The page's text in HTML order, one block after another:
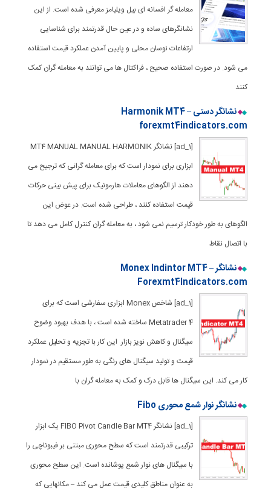
معامله گر افسانه ای بیل ویلیامز معرفی شده است. از این
نشانگرهای ساده و در عین حال قدرتمند برای شناسایی
ارتفاعات نوسان محلی و پایین آمدن عملکرد قیمت استفاده
می شود. در صورت استفاده صحیح ، فراکتال ها می توانند به معامله گران کمک
کنند
نشانگر دستی Harmonik MT4 –
forexmt4indicators.com
[ad_1] نشانگر MT4 MANUAL MANUAL HARMONIK
ابزاری برای نمودار است که برای معامله گرانی که ترجیح می
دهند از الگوهای معاملات هارمونیک برای پیش بینی حرکات
قیمت استفاده کنند ، طراحی شده است. در عوض این
الگوهای به طور خودکار ترسیم نمی شود ، به معامله گران کنترل کامل می دهد تا
با اتصال نقاط
نشانگر Monex Indintor MT4 –
Forexmt4Indicators.com
[ad_1] شاخص Monex ابزاری سفارشی است که برای
Metatrader 4 ساخته شده است ، با هدف بهبود وضوح
سیگنال و کاهش نویز بازار. این کار با تجزیه و تحلیل عملکرد
قیمت و تولید سیگنال های رنگی به طور مستقیم در نمودار
کار می کند. این سیگنال ها قابل درک و کمک به معامله گران با
نشانگر نوار شمع محوری Fibo
[ad_1] نشانگر FIBO Pivot Candle Bar MT4 یک ابزار
ترکیبی قدرتمند است که سطح محوری مبتنی بر فیبوناچی را
با سیگنال های نوار شمع پوشانده است. این سطح محوری
به عنوان مناطق کلیدی قیمت عمل می کند – مکانهایی که